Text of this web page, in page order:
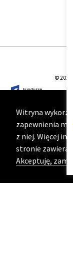
© 2026
Witryna
zapewnienia
z niej. Więcej
stronie
Akceptuję,